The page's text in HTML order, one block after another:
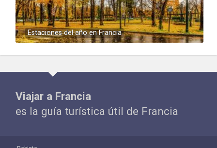
Estaciones del año en Francia
Viajar a Francia
es la guía turística útil de Francia